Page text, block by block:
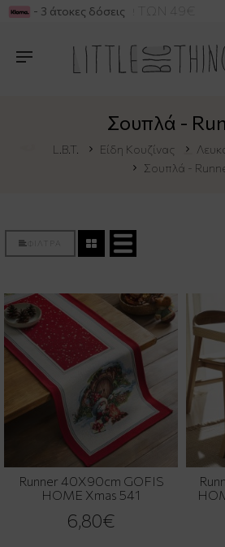
ΑΓΟΡΕΣ ΑΝΩ ΤΩΝ 49€
- 3 άτοκες δόσεις
Σουπλά -
L.B.T. Είδη Κουζίνας
Σουπλά -
ΦΙΛΤΡΑ
Runner 40X90cm GOFIS
HOME Xmas 541
6,80€